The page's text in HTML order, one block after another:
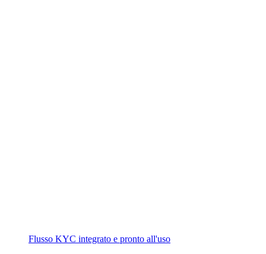
Flusso KYC integrato e pronto all'uso